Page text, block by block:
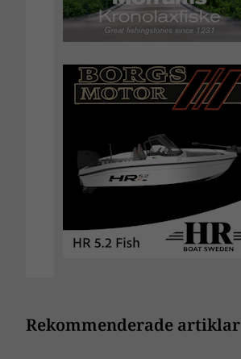
Rekommenderade artiklar